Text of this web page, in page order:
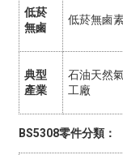
低菸
無鹵
低菸無鹵
典型
產業
石油天然
工廠
BS5308零件分類：